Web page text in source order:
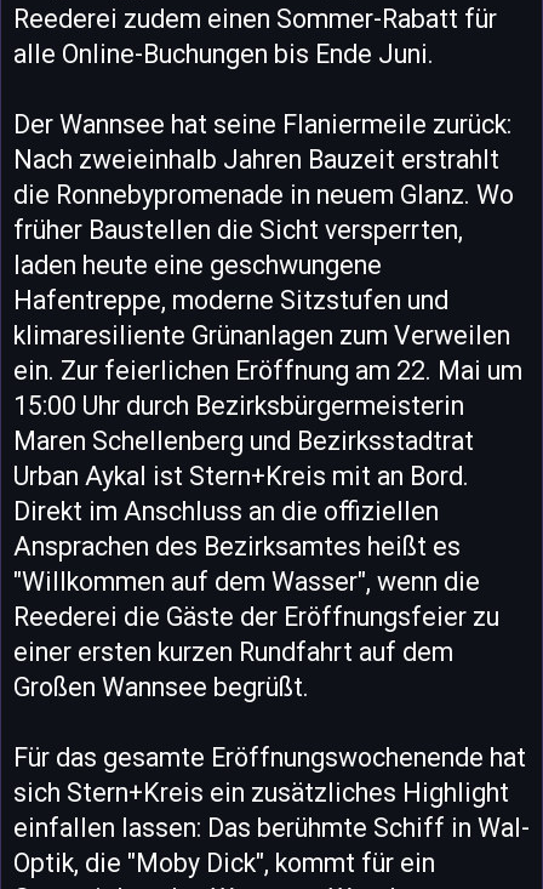
Reederei zudem einen Sommer-Rabatt für
alle Online-Buchungen bis Ende Juni.
Der Wannsee hat seine Flaniermeile zurück:
Nach zweieinhalb Jahren Bauzeit erstrahlt
die Ronnebypromenade in neuem Glanz. Wo
früher Baustellen die Sicht versperrten,
laden heute eine geschwungene
Hafentreppe, moderne Sitzstufen und
klimaresiliente Grünanlagen zum Verweilen
ein. Zur feierlichen Eröffnung am 22. Mai um
15:00 Uhr durch Bezirksbürgermeisterin
Maren Schellenberg und Bezirksstadtrat
Urban Aykal ist Stern+Kreis mit an Bord.
Direkt im Anschluss an die offiziellen
Ansprachen des Bezirksamtes heißt es
"Willkommen auf dem Wasser", wenn die
Reederei die Gäste der Eröffnungsfeier zu
einer ersten kurzen Rundfahrt auf dem
Großen Wannsee begrüßt.
Für das gesamte Eröffnungswochenende hat
sich Stern+Kreis ein zusätzliches Highlight
einfallen lassen: Das berühmte Schiff in Wal-
Optik, die "Moby Dick", kommt für ein